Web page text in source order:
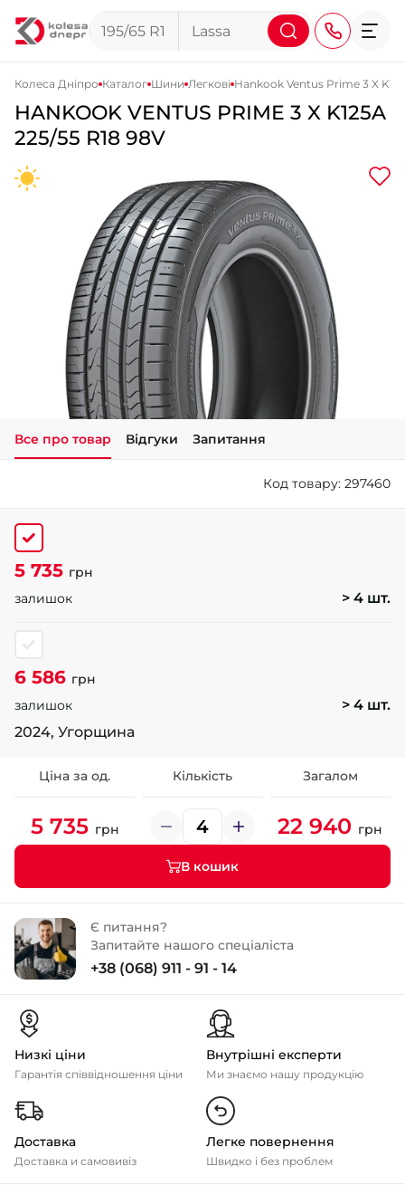
+38 (067) 113-44-44
+38 (095) 276-44-44
+38 (067) 911-14-14
- на Щепкіна
+38 (098) 911-911-0
- на Тополі
+38 (098) 911-911-4
+38 (077) 7-184-184
- Донецьке шосе
+38 (050)-911-911-2
+38 (099)-643-33-77
Колеса Дніпро Каталог Шини Легкові Hankook Ventus Prime 3 X
HANKOOK VENTUS PRIME 3 X K125A
225/55 R18 98V
Все про товар Відгуки Запитання
Код товару: 297460
5 735 грн
залишок
> 4 шт.
6 586 грн
залишок
> 4 шт.
2024, Угорщина
Ціна за од. Кількість Загалом
5 735 грн 22 940 грн
В кошик
Є питання?
Запитайте нашого спеціаліста
+38 (068) 911 - 91 - 14
Низкі ціни
Гарантія співвідношення ціни
Внутрішні експерти
Ми знаємо нашу продукцію
Доставка
Доставка и самовивіз
Легке повернення
Швидко і без проблем